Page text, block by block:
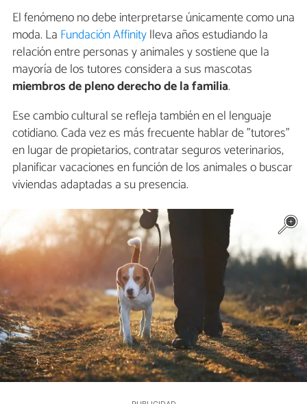
El fenómeno no debe interpretarse únicamente como una
moda. La Fundación Affinitylleva años estudiando la
relación entre personas y animales y sostiene que la
mayoría de los tutores considera a sus mascotas
miembros de pleno derecho de la familia.
Ese cambio cultural se refleja también en el lenguaje
cotidiano. Cada vez es más frecuente hablar de "tutores"
en lugar de propietarios, contratar seguros veterinarios,
planificar vacaciones en función de los animales o buscar
viviendas adaptadas a su presencia.